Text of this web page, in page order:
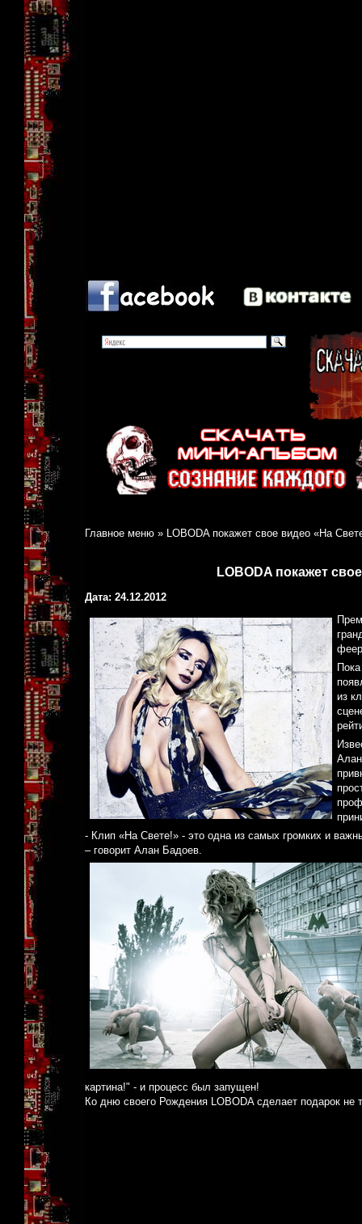
Главное меню » LOBODA покажет свое видео «На
LOBODA покажет
Дата: 24.12.2012
из
- Клип «На Свете!» - это одна из самых громких и
– говорит Алан Бадоев.
картина!" - и процесс был запущен!
Ко дню своего Рождения LOBODA сделает подарок